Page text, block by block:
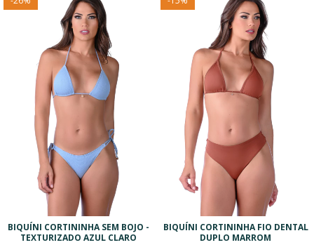
BIQUÍNI CORTININHA SEM BOJO -
TEXTURIZADO AZUL CLARO
BIQUÍNI CORTININHA FIO DENTAL
DUPLO MARROM